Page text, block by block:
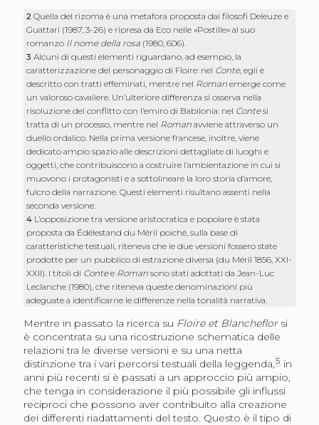
2Quella del rizoma è una metafora proposta dai filosofi Deleuze e
Guattari (1987, 3-26) e ripresa da Eco nelle «Postille» al suo
romanzo Il nome della rosa (1980, 606).
3Alcuni di questi elementi riguardano, ad esempio, la
caratterizzazione del personaggio di Floire: nel Conte, egli è
descritto con tratti effeminati, mentre nel Roman emerge come
un valoroso cavaliere. Un’ulteriore differenza si osserva nella
risoluzione del conflitto con l’emiro di Babilonia: nel Contesi
tratta di un processo, mentre nel Roman avviene attraverso un
duello ordalico. Nella prima versione francese, inoltre, viene
dedicato ampio spazio alle descrizioni dettagliate di luoghi e
oggetti, che contribuiscono a costruire l’ambientazione in cui si
muovono i protagonisti e a sottolineare la loro storia d’amore,
fulcro della narrazione. Questi elementi risultano assenti nella
seconda versione.
4 L’opposizione tra versione aristocratica e popolare è stata
proposta da Édélestand du Méril poiché, sulla base di
caratteristiche testuali, riteneva che le due versioni fossero state
prodotte per un pubblico di estrazione diversa (du Méril 1856, XXI-
XXII). I titoli di Contee Roman sono stati adottati da Jean-Luc
Leclanche (1980), che riteneva queste denominazioni più
adeguate a identificarne le differenze nella tonalità narrativa.
Mentre in passato la ricerca su Floire et Blancheflorsi
è concentrata su una ricostruzione schematica delle
relazioni tra le diverse versioni e su una netta
distinzione tra i vari percorsi testuali della leggenda,5 in
anni più recenti si è passati a un approccio più ampio,
che tenga in considerazione il più possibile gli influssi
reciproci che possono aver contribuito alla creazione
dei differenti riadattamenti del testo. Questo è il tipo di